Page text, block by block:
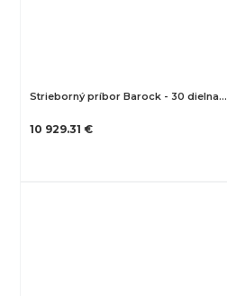
Strieborný príbor Barock - 30 dielna…
10 929.31 €